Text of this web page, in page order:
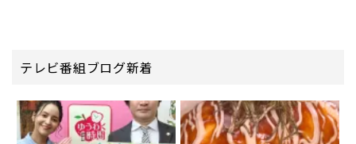
テレビ番組ブログ新着